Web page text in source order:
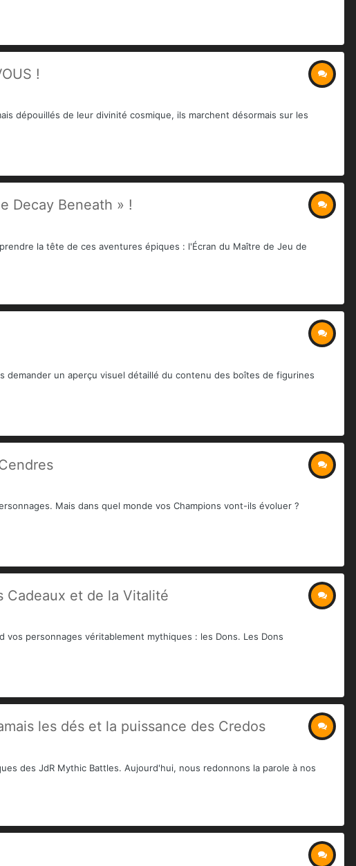
!
dépouillés de leur divinité cosmique, ils marchent désormais sur les
Decay Beneath » !
la tête de ces aventures épiques : l'Écran du Maître de Jeu de
demander un aperçu visuel détaillé du contenu des boîtes de figurines
Mais dans quel monde vos Champions vont-ils évoluer ?
Cadeaux et de la Vitalité
personnages véritablement mythiques : les Dons. Les Dons
les dés et la puissance des Credos
des JdR Mythic Battles. Aujourd'hui, nous redonnons la parole à nos